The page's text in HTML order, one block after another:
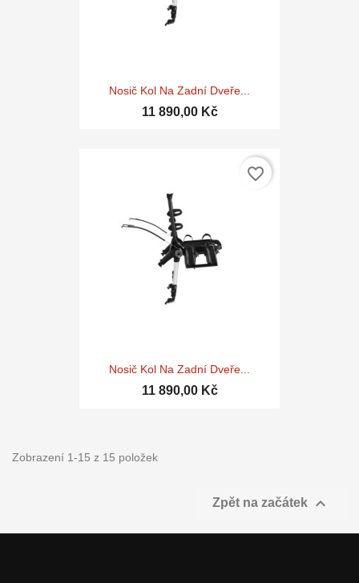
Nosič Kol Na Zadní Dveře...
11 890,00 Kč
Nosič Kol Na Zadní Dveře...
11 890,00 Kč
favorite_border
Zobrazení 1-15 z 15 položek
Zpět na začátek 